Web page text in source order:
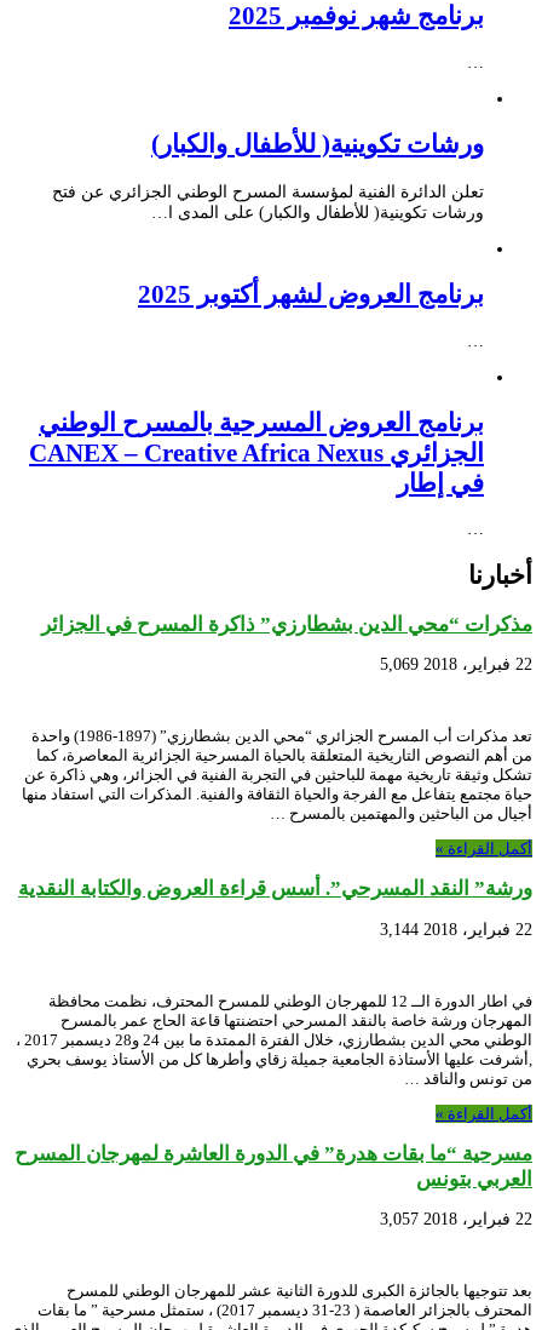
برنامج شهر نوفمبر 2025
ورشات تكوينية( للأطفال والكبار)
تعلن الدائرة الفنية لمؤسسة المسرح الوطني الجزائري عن فتح
ورشات تكوينية( للأطفال والكبار) على المدى ا…
برنامج العروض لشهر أكتوبر 2025
برنامج العروض المسرحية بالمسرح الوطني
الجزائري CANEX – Creative Africa Nexus
في إطار
…
أخبارنا
مذكرات “محي الدين بشطارزي” ذاكرة المسرح في الجزائر
22 فبراير، 2018 5,069
تعد مذكرات أب المسرح الجزائري “محي الدين بشطارزي” (1897-1986) واحدة
من أهم النصوص التاريخية المتعلقة بالحياة المسرحية الجزائرية المعاصرة، كما
تشكل وثيقة تاريخية مهمة للباحثين في التجربة الفنية في الجزائر، وهي ذاكرة عن
حياة مجتمع يتفاعل مع الفرجة والحياة الثقافة والفنية. المذكرات التي استفاد منها
أجيال من الباحثين والمهتمين بالمسرح …
أكمل القراءة »
ورشة” النقد المسرحي”. أسس قراءة العروض والكتابة النقدية
22 فبراير، 2018 3,144
في اطار الدورة الــ 12 للمهرجان الوطني للمسرح المحترف، نظمت محافظة
المهرجان ورشة خاصة بالنقد المسرحي احتضنتها قاعة الحاج عمر بالمسرح
الوطني محي الدين بشطارزي، خلال الفترة الممتدة ما بين 24 و28 ديسمبر 2017 ،
,أشرفت عليها الأستاذة الجامعية جميلة زقاي وأطرها كل من الأستاذ يوسف بحري
من تونس والناقد …
أكمل القراءة »
مسرحية “ما بقات هدرة” في الدورة العاشرة لمهرجان المسرح
العربي بتونس
22 فبراير، 2018 3,057
بعد تتوجيها بالجائزة الكبرى للدورة الثانية عشر للمهرجان الوطني للمسرح
المحترف بالجزائر العاصمة ( 23-31 ديسمبر 2017) ، ستمثل مسرحية ” ما بقات